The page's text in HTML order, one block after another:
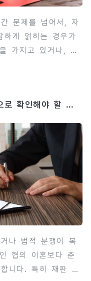
문제를 넘어서, 자
하게 얽히는 경우가
가지고 있거나, 자
국내 절차뿐 아니
나 양육비 체납 등
. 이번 글에서는 국
관련 주의사항, 법
포인트를 상세히
이혼에서 친권 결
로 확인해야 할 것
나 법적 분쟁이 복
협의 이혼보다 준
니다. 특히 재판 결